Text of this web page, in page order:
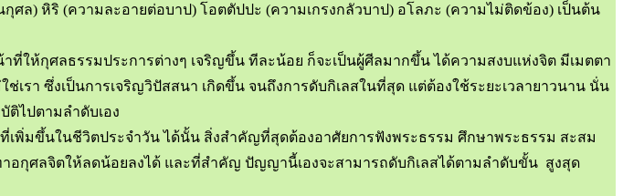
ศล) หิริ (ความละอายต่อบาป) โอตตัปปะ (ความเกรงกลัวบาป) อโลภะ (ความไม่ติดข้อง) เป็นต้น
ให้กุศลธรรมประการต่างๆ เจริญขึ้น ทีละน้อย ก็จะเป็นผู้ศีลมากขึ้น ได้ความสงบแห่งจิต มีเมตตา
รา ซึ่งเป็นการเจริญวิปัสสนา เกิดขึ้น จนถึงการดับกิเลสในที่สุด แต่ต้องใช้ระยะเวลายาวนาน นั่น
ติไปตามลำดับเอง
พิ่มขึ้นในชีวิตประจำวัน ได้นั้น สิ่งสำคัญที่สุดต้องอาศัยการฟังพระธรรม ศึกษาพระธรรม สะสม
อกุศลจิตให้ลดน้อยลงได้ และที่สำคัญ ปัญญานี้เองจะสามารถดับกิเลสได้ตามลำดับขั้น สูงสุด